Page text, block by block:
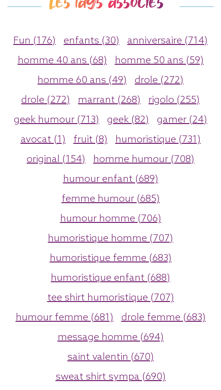
Fun (176) enfants (30)
anniversaire (714)
homme 40 ans (68)
homme 50 ans (59)
homme 60 ans (49)
drole (272)
drole (272)
marrant (268)
rigolo (255)
geek humour (713)
geek (82)
gamer (24)
avocat (1)
fruit (8)
humoristique (731)
original (154)
homme humour (708)
humour enfant (689)
femme humour (685)
humour homme (706)
humoristique homme (707)
humoristique femme (683)
humoristique enfant (688)
tee shirt humoristique (707)
humour femme (681)
drole femme (683)
message homme (694)
saint valentin (670)
sweat shirt sympa (690)